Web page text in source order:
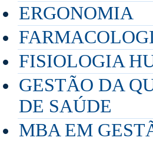
ERGONOMIA
FISIOLOGIA
GESTÃO DA
DE SAÚDE
MBA EM